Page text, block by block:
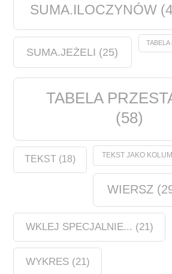
SUMA.ILOCZYNÓW
SUMA.JEŻELI (25)
TABELA
TABELA
(58)
TEKST (18) TEKST JAKO
WIERSZ
WKLEJ SPECJALNIE... (21)
WYKRES(21)